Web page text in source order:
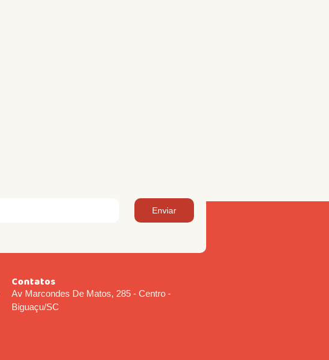
Enviar
Contatos
Av Marcondes De Matos, 285 - Centro -
Biguaçu/SC